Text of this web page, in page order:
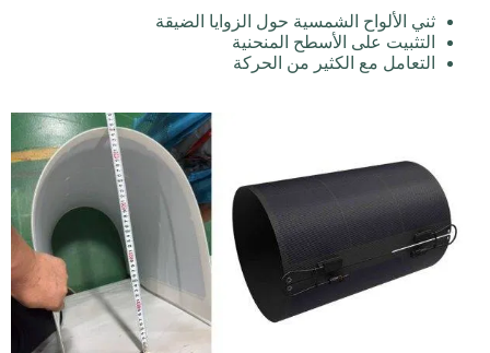
ثني الألواح الشمسية حول الزوايا الضيقة
التثبيت على الأسطح المنحنية
التعامل مع الكثير من الحركة